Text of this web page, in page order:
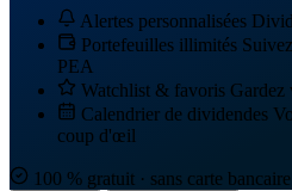
Alertes personnalisées
Portefeuilles illimités
PEA
Watchlist & favoris Gardez
Calendrier de dividendes
coup d'œil
100 % gratuit · sans carte